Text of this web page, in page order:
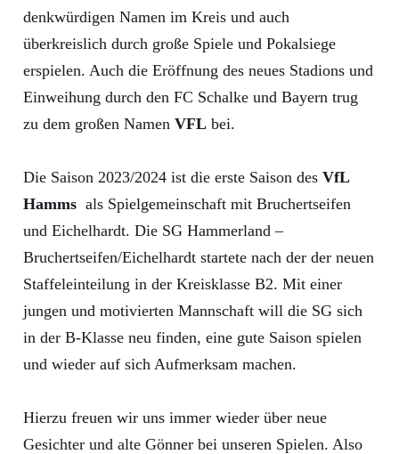
denkwürdigen Namen im Kreis und auch
überkreislich durch große Spiele und Pokalsiege
erspielen. Auch die Eröffnung des neues Stadions und
Einweihung durch den FC Schalke und Bayern trug
zu dem großen Namen VFL bei.
Die Saison 2023/2024 ist die erste Saison des VfL
Hamms als Spielgemeinschaft mit Bruchertseifen
und Eichelhardt. Die SG Hammerland –
Bruchertseifen/Eichelhardt startete nach der der neuen
Staffeleinteilung in der Kreisklasse B2. Mit einer
jungen und motivierten Mannschaft will die SG sich
in der B-Klasse neu finden, eine gute Saison spielen
und wieder auf sich Aufmerksam machen.
Hierzu freuen wir uns immer wieder über neue
Gesichter und alte Gönner bei unseren Spielen. Also